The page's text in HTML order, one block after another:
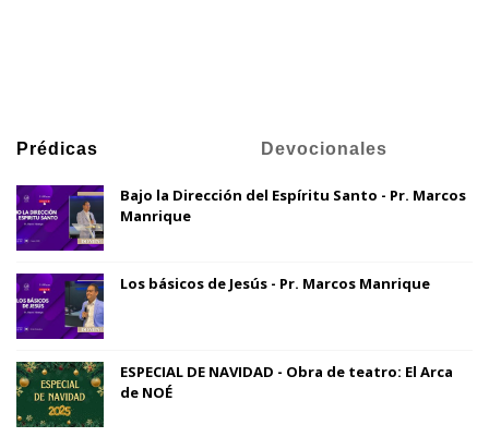
Prédicas Devocionales
Bajo la Dirección del Espíritu Santo - Pr. Marcos
Manrique
Los básicos de Jesús - Pr. Marcos Manrique
ESPECIAL DE NAVIDAD - Obra de teatro: El Arca
de NOÉ